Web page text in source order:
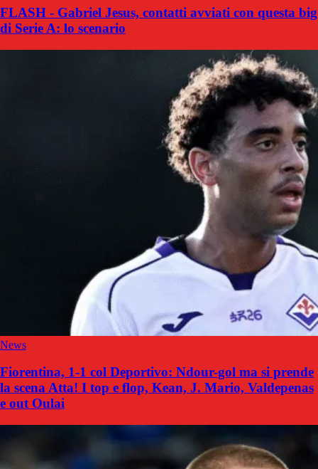
FLASH - Gabriel Jesus, contatti avviati con questa big
di Serie A: lo scenario
News
Fiorentina, 1-1 col Deportivo: Ndour-gol ma si prende
la scena Atta! I top e flop, Kean, J. Mario, Valdepenas
e out Oulai